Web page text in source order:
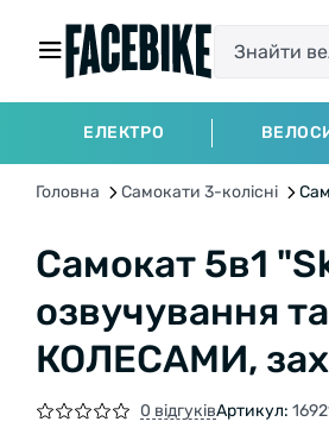
ЕЛЕКТРО
Головна Самокати 3-колісні
Самокат 5в1
озвучування
КОЛЕСАМИ,
0 відгуківАртикул: